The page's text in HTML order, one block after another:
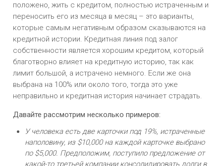
положено, жить с кредитом, полностью истраченным и
переносить его из месяца в месяц – это варианты,
которые самым негативным образом сказываются на
кредитной истории. Кредитная линия под залог
собственности является хорошим кредитом, который
благотворно влияет на кредитную историю, так как
лимит большой, а истрачено немного. Если же она
выбрана на 100% или около того, тогда это уже
неправильно и кредитная история начинает страдать.
Давайте рассмотрим несколько примеров:
У человека есть две карточки под 19%, истраченные
наполовину, из $10,000 на каждой карточке выбрано
по $5,000. Предположим, поступило предложение от
какой-то третьей компании консолидировать долги в